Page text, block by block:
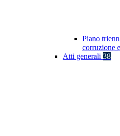
Piano
corruzione
Atti generali 38